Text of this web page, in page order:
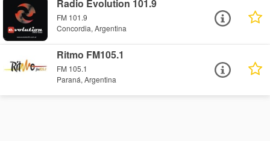
Radio Evolution 101.9
FM 101.9
Concordia, Argentina
Ritmo FM105.1
FM 105.1
Paraná, Argentina